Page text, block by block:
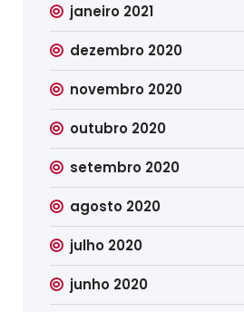
janeiro 2021
dezembro 2020
novembro 2020
outubro 2020
setembro 2020
agosto 2020
julho 2020
junho 2020